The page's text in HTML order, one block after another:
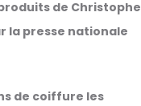
de Christophe
la presse nationale
de coiffure les